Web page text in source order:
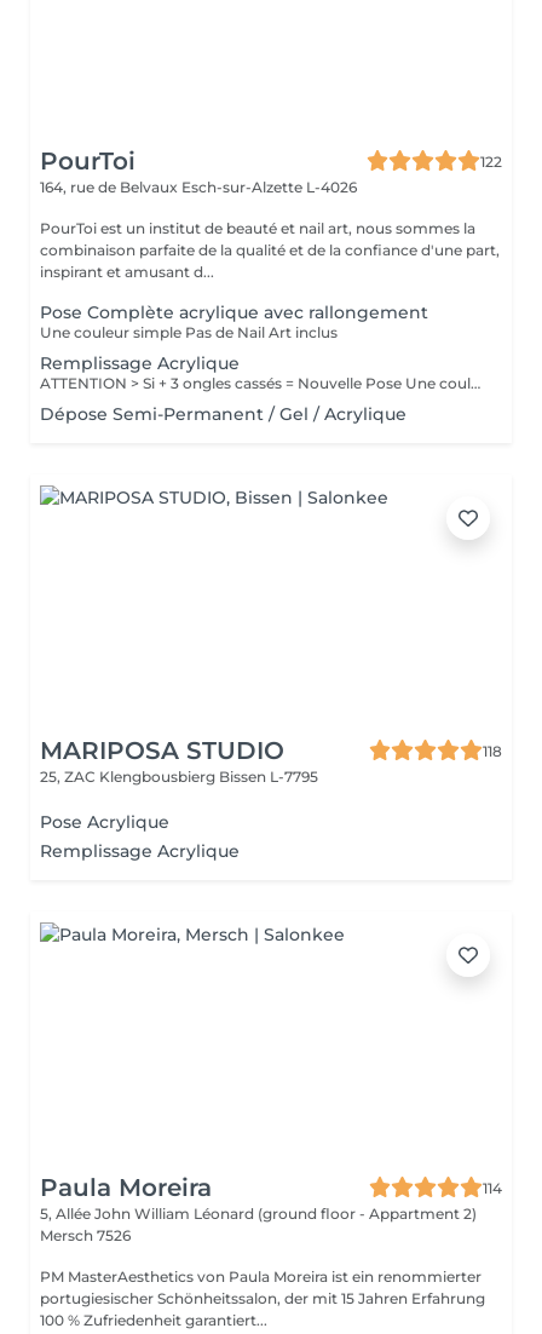
PourToi
122
164, rue de Belvaux Esch-sur-Alzette L-4026
PourToi est un institut de beauté et nail art, nous sommes la
combinaison parfaite de la qualité et de la confiance d'une part,
inspirant et amusant d...
Pose Complète acrylique avec rallongement
Une couleur simple Pas de Nail Art inclus
Remplissage Acrylique
ATTENTION > Si + 3 ongles cassés = Nouvelle Pose Une couleur simple Pas de Nail Art inclus
Dépose Semi-Permanent / Gel / Acrylique
MARIPOSA STUDIO
118
25, ZAC Klengbousbierg Bissen L-7795
Pose Acrylique
Remplissage Acrylique
Paula Moreira
114
5, Allée John William Léonard (ground floor - Appartment 2)
Mersch 7526
PM MasterAesthetics von Paula Moreira ist ein renommierter
portugiesischer Schönheitssalon, der mit 15 Jahren Erfahrung
100 % Zufriedenheit garantiert...